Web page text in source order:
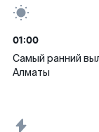
01:00
Самый ранний
Алматы